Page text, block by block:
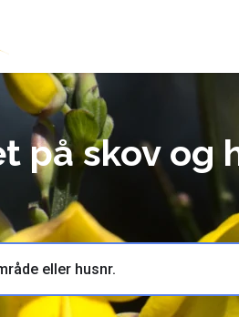
på skov og
eller husnr.